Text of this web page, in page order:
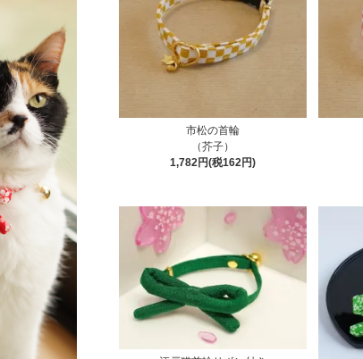
市松の首輪
（芥子）
1,782円(税162円)